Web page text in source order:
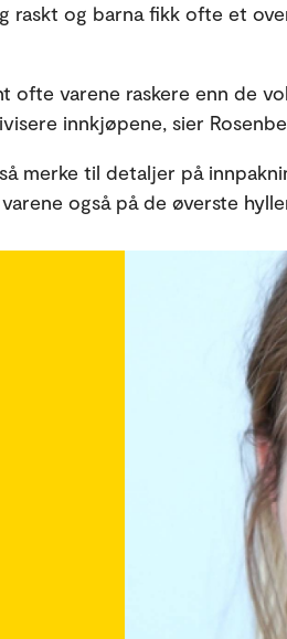
raskt og barna fikk ofte et
ofte varene raskere enn de
innkjøpene, sier
merke til detaljer på
også på de øverste